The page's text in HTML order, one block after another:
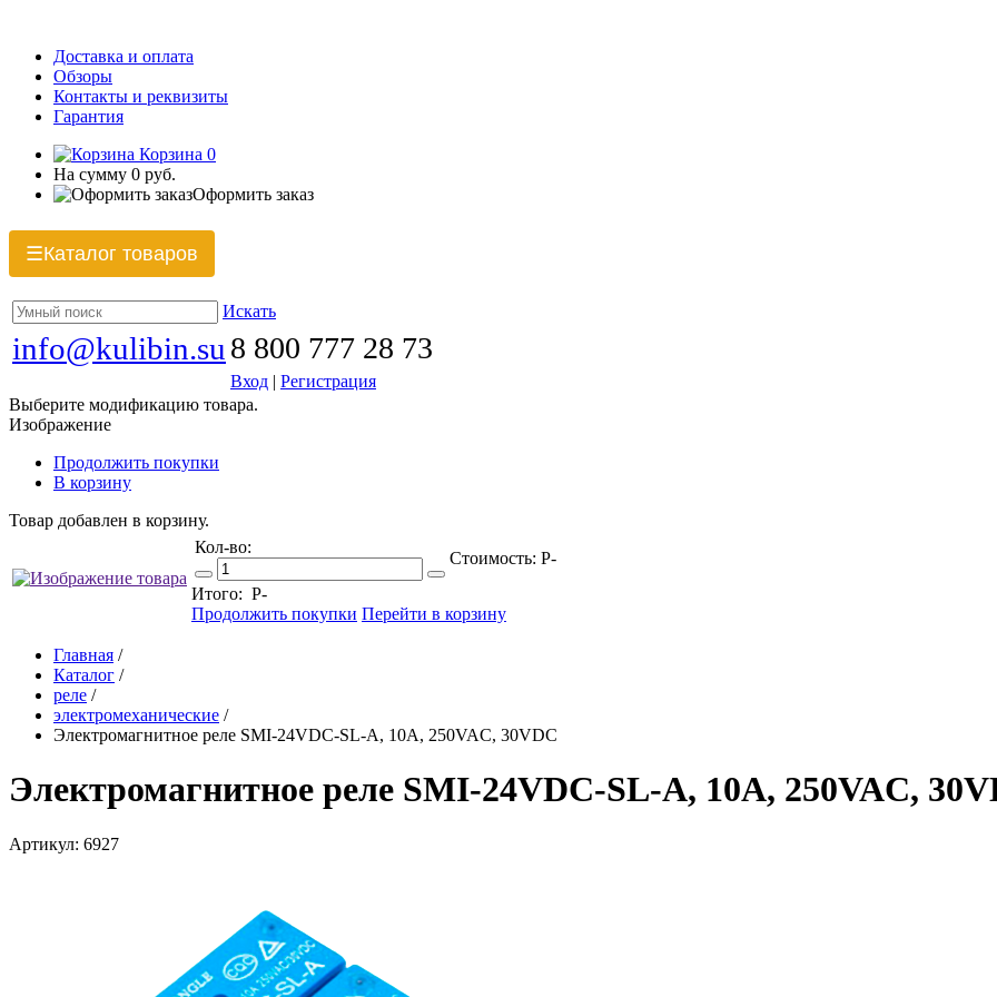
Доставка и оплата
Обзоры
Контакты и реквизиты
Гарантия
Корзина 0
На сумму 0 руб.
Оформить заказ
☰Каталог товаров
Искать
info@kulibin.su 8 800 777 28 73
Вход | Регистрация
Выберите модификацию товара.
Изображение
Продолжить покупки
В корзину
Товар добавлен в корзину.
Кол-во:
Стоимость: Р-
Итого: Р-
Продолжить покупки Перейти в корзину
Главная /
Каталог /
реле /
электромеханические /
Электромагнитное реле SMI-24VDC-SL-A, 10A, 250VAC, 30VDC
Электромагнитное реле SMI-24VDC-SL-A, 10A, 250VAC,
Артикул: 6927